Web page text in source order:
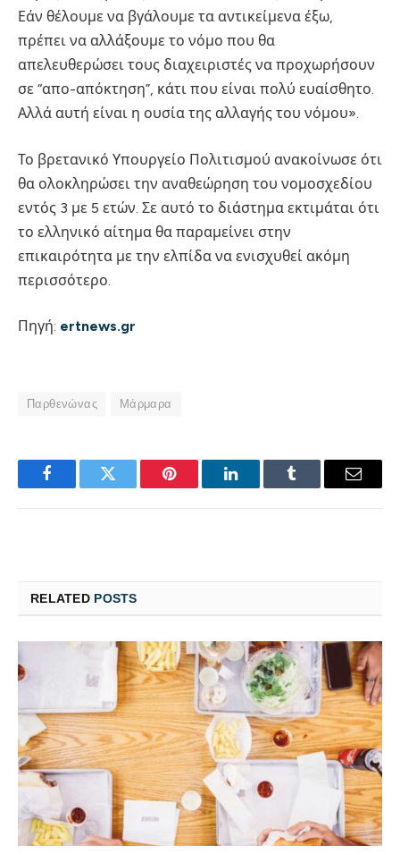
Εάν θέλουμε να βγάλουμε τα αντικείμενα έξω,
πρέπει να αλλάξουμε το νόμο που θα
απελευθερώσει τους διαχειριστές να προχωρήσουν
σε “απο-απόκτηση”, κάτι που είναι πολύ ευαίσθητο.
Αλλά αυτή είναι η ουσία της αλλαγής του νόμου».
Το βρετανικό Υπουργείο Πολιτισμού ανακοίνωσε ότι
θα ολοκληρώσει την αναθεώρηση του νομοσχεδίου
εντός 3 με 5 ετών. Σε αυτό το διάστημα εκτιμάται ότι
το ελληνικό αίτημα θα παραμείνει στην
επικαιρότητα με την ελπίδα να ενισχυθεί ακόμη
περισσότερο.
Πηγή: ertnews.gr
Παρθενώνας Μάρμαρα
FacebookTwitter Pinterest LinkedInTumblr Email
RELATED POSTS